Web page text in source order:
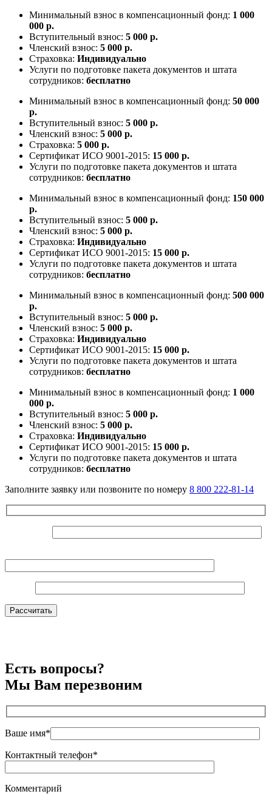
Минимальный взнос в компенсационный фонд: 1 000
000 р.
Вступительный взнос: 5 000 р.
Членский взнос: 5 000 р.
Страховка: Индивидуально
Услуги по подготовке пакета документов и штата
сотрудников: бесплатно
Минимальный взнос в компенсационный фонд: 50 000
р.
Вступительный взнос: 5 000 р.
Членский взнос: 5 000 р.
Страховка: 5 000 р.
Сертификат ИСО 9001-2015: 15 000 р.
Услуги по подготовке пакета документов и штата
сотрудников: бесплатно
Минимальный взнос в компенсационный фонд: 150 000
р.
Вступительный взнос: 5 000 р.
Членский взнос: 5 000 р.
Страховка: Индивидуально
Сертификат ИСО 9001-2015: 15 000 р.
Услуги по подготовке пакета документов и штата
сотрудников: бесплатно
Минимальный взнос в компенсационный фонд: 500 000
р.
Вступительный взнос: 5 000 р.
Членский взнос: 5 000 р.
Страховка: Индивидуально
Сертификат ИСО 9001-2015: 15 000 р.
Услуги по подготовке пакета документов и штата
сотрудников: бесплатно
Минимальный взнос в компенсационный фонд: 1 000
000 р.
Вступительный взнос: 5 000 р.
Членский взнос: 5 000 р.
Страховка: Индивидуально
Сертификат ИСО 9001-2015: 15 000 р.
Услуги по подготовке пакета документов и штата
сотрудников: бесплатно
Заполните заявку или позвоните по номеру 8 800 222-81-14
Оставьте это поле пустым.
Рассчитать
Есть вопросы?
Мы Вам перезвоним
Ваше имя*
Контактный телефон*
Комментарий